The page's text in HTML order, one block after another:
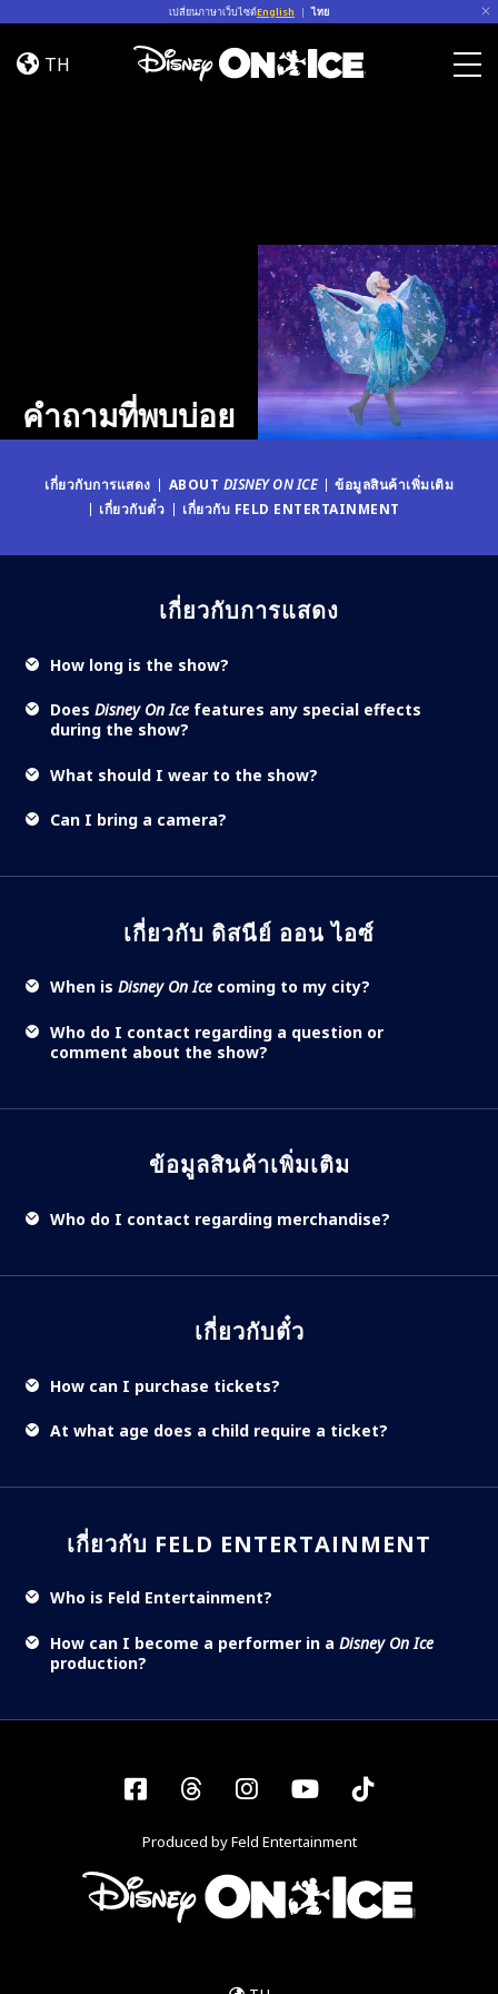
เปลี่ยนภาษาเว็บไซต์English | ไทย
คำถาม
ที่ TH
คำถามที่พบบ่อย
เกี่ยวกับการแสดง ABOUT DISNEY ON ICE
ข้อมูลสินค้าเพิ่มเติม
เกี่ยวกับตั๋ว
เกี่ยวกับ FELD ENTERTAINMENT
เกี่ยวกับการแสดง
How long is the show?
Does Disney On Ice features any special effects
during the show?
What should I wear to the show?
Can I bring a camera?
เกี่ยวกับ ดิสนีย์ ออน ไอซ์
When is Disney On Ice coming to my city?
Who do I contact regarding a question or
comment about the show?
ข้อมูลสินค้าเพิ่มเติม
Who do I contact regarding merchandise?
เกี่ยวกับตั๋ว
How can I purchase tickets?
At what age does a child require a ticket?
เกี่ยวกับ FELD ENTERTAINMENT
Who is Feld Entertainment?
How can I become a performer in a Disney On Ice
production?
Facebook
ThreadsInstagram
YouTubeTiktok
Produced by Feld Entertainment